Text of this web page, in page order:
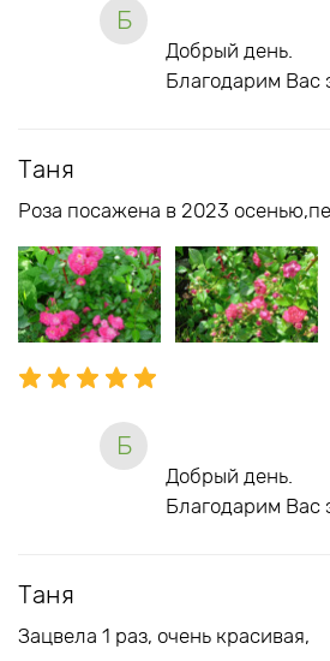
Б
Добрый день.
Благодарим Вас
Таня
Роза посажена в 2023
Б
Добрый день.
Благодарим Вас
Таня
Зацвела 1 раз, очень красивая,